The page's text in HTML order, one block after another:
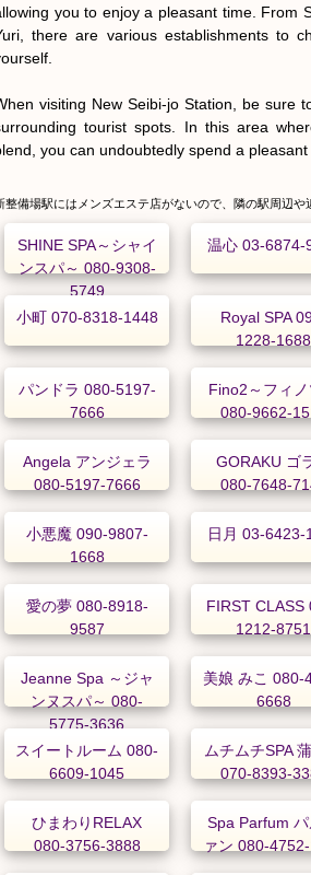
you to enjoy a pleasant time. From
there are various establishments to
visiting New Seibi-jo Station, be sure
tourist spots. In this area
you can undoubtedly spend a
整備場駅にはメンズエステ店がないので、隣の駅周辺や
SHINE SPA～シャイ
ンスパ～ 080-9308-
5749
温心 03-6874-
小町 070-8318-1448
Royal SPA
1228-1688
パンドラ 080-5197-
7666
Fino2～フィ
080-9662-
Angela アンジェラ
080-5197-7666
GORAKU ゴ
080-7648-
小悪魔 090-9807-
1668
日月 03-6423-
愛の夢 080-8918-
9587
FIRST CLASS
1212-8751
Jeanne Spa ～ジャ
ンヌスパ～ 080-
5775-3636
美娘 みこ 080-
6668
スイートルーム 080-
6609-1045
ムチムチSPA
070-8393-
ひまわりRELAX
080-3756-3888
Spa Parfum パ
ァン 080-